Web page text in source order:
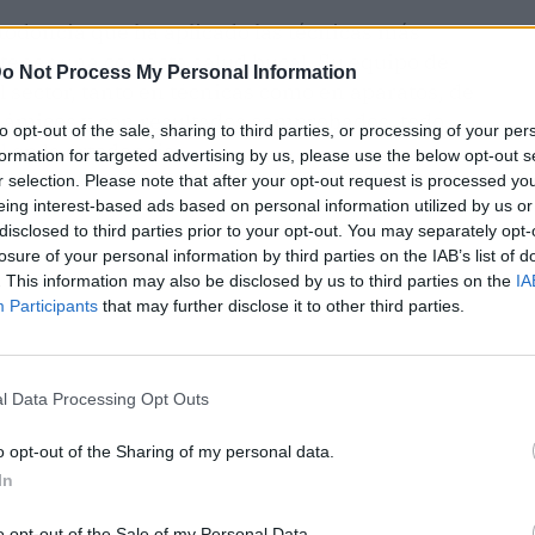
Not Process My Personal Information
opt-out of the sale, sharing to third parties, or processing of your
for targeted advertising by us, please use the below opt-out
selection. Please note that after your opt-out request is processed
interest-based ads based on personal information utilized by us
to third parties prior to your opt-out. You may separately
of your personal information by third parties on the IAB’s list of
This information may also be disclosed by us to third parties on the
Participants that may further disclose it to other third parties.
Data Processing Opt Outs
opt-out of the Sharing of my personal data.
que ha aplicado las técnicas más
una correcta salud bucal. Su equipo de
tanto en técnicas como en aparatos, de
y con resultados comprobados, todo
en la ortodoncia.